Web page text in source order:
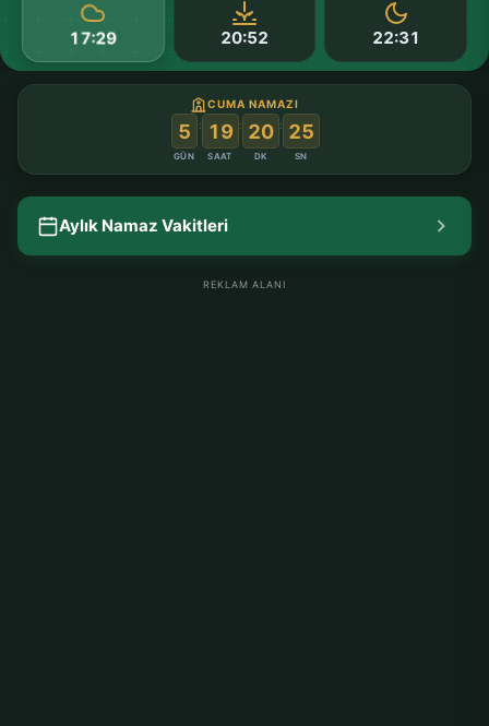
17:29 20:52 22:31
CUMA NAMAZI
5
GÜN
: 19
SAAT
: 20
DK
: 24
SN
Aylık Namaz Vakitleri
REKLAM ALANI